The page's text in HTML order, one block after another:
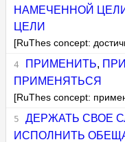
НАМЕЧЕННОЙ
ЦЕЛИ
[RuThes concept:
ПРИМЕНИТЬ,
ПРИМЕНЯТЬСЯ
[RuThes concept:
ДЕРЖАТЬ СВОЕ
ИСПОЛНИТЬ